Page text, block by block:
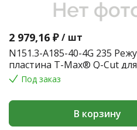
2 979,16 ₽ / шт
N151.3-A185-40-4G 235 Режущая
пластина T-Max® Q-Cut для
обработки канавок
Под заказ
В корзину